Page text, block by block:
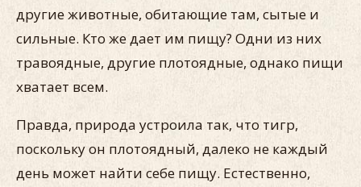
другие животные, обитающие там, сытые и
сильные. Кто же дает им пищу? Одни из них
травоядные, другие плотоядные, однако пищи
хватает всем.
Правда, природа устроила так, что тигр,
поскольку он плотоядный, далеко не каждый
день может найти себе пищу. Естественно,